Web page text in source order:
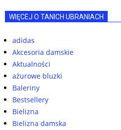
WIĘCEJ O TANICH UBRANIACH
adidas
Akcesoria damskie
Aktualności
ażurowe bluzki
Baleriny
Bestsellery
Bielizna
Bielizna damska